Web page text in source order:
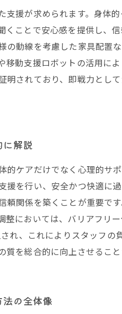
援が求められます。身体
ことで安心感を提供し、
動線を考慮した家具配置
動支援ロボットの活用に
明されており、即戦力とし
解説
ケアだけでなく心理的サ
援を行い、安全かつ快適に
関係を築くことが重要で
においては、バリアフリ
れ、これによりスタッフ
を総合的に向上させること
の全体像